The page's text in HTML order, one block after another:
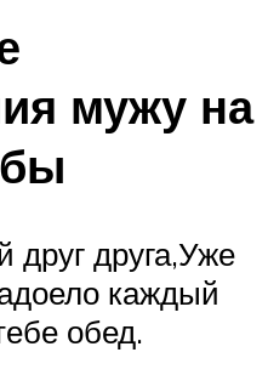
мужу на
друга,Уже
каждый
обед.